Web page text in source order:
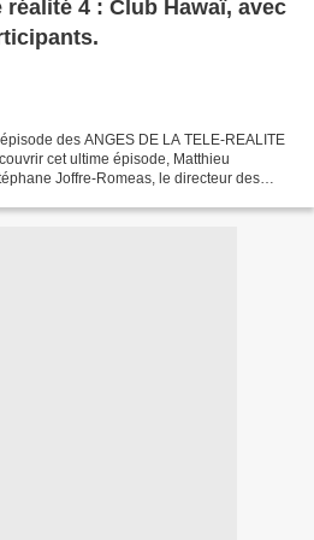
réalité 4 : Club Hawaï, avec
des ANGES DE LA TELE-REALITE
cet ultime épisode, Matthieu
Joffre-Romeas, le directeur des